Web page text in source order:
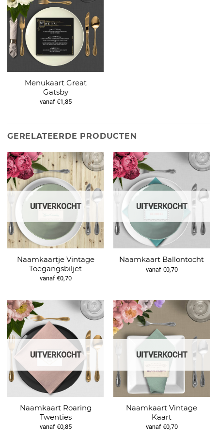
Menukaart Great
Gatsby
vanaf €1,85
GERELATEERDE PRODUCTEN
UITVERKOCHT
Naamkaartje Vintage
Toegangsbiljet
vanaf €0,70
UITVERKOCHT
Naamkaart Ballontocht
vanaf €0,70
UITVERKOCHT
Naamkaart Roaring
Twenties
vanaf €0,85
UITVERKOCHT
Naamkaart Vintage
Kaart
vanaf €0,70